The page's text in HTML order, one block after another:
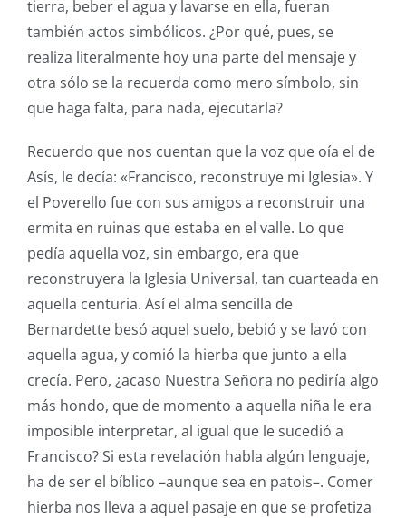
tierra, beber el agua y lavarse en ella, fueran
también actos simbólicos. ¿Por qué, pues, se
realiza literalmente hoy una parte del mensaje y
otra sólo se la recuerda como mero símbolo, sin
que haga falta, para nada, ejecutarla?
Recuerdo que nos cuentan que la voz que oía el de
Asís, le decía: «Francisco, reconstruye mi Iglesia». Y
el Poverello fue con sus amigos a reconstruir una
ermita en ruinas que estaba en el valle. Lo que
pedía aquella voz, sin embargo, era que
reconstruyera la Iglesia Universal, tan cuarteada en
aquella centuria. Así el alma sencilla de
Bernardette besó aquel suelo, bebió y se lavó con
aquella agua, y comió la hierba que junto a ella
crecía. Pero, ¿acaso Nuestra Señora no pediría algo
más hondo, que de momento a aquella niña le era
imposible interpretar, al igual que le sucedió a
Francisco? Si esta revelación habla algún lenguaje,
ha de ser el bíblico –aunque sea en patois–. Comer
hierba nos lleva a aquel pasaje en que se profetiza